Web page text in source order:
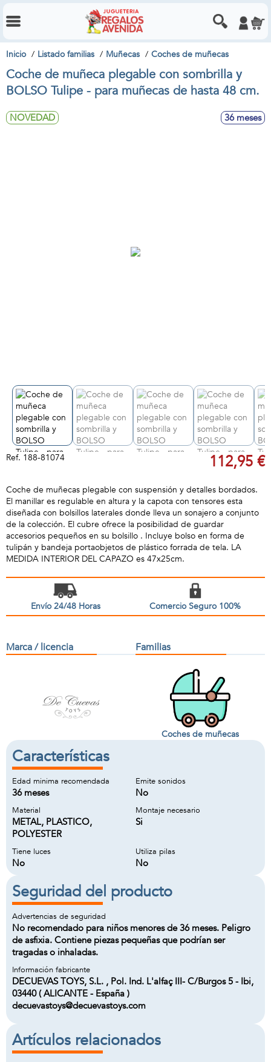
Inicio Listado familias Muñecas Coches de muñecas
Coche de muñeca plegable con sombrilla y
BOLSO Tulipe - para muñecas de hasta 48 cm.
NOVEDAD 36 meses
Ref. 188-81074 112,95 €
Coche de muñecas plegable con suspensión y detalles bordados.
El manillar es regulable en altura y la capota con tensores esta
diseñada con bolsillos laterales donde lleva un sonajero a conjunto
de la colección. El cubre ofrece la posibilidad de guardar
accesorios pequeños en su bolsillo . Incluye bolso en forma de
tulipán y bandeja portaobjetos de plástico forrada de tela. LA
MEDIDA INTERIOR DEL CAPAZO es 47x25cm.
Envío 24/48 Horas Comercio Seguro 100%
Marca / licencia Familias
Coches de muñecas
Características
Edad minima recomendada
36 meses
Emite sonidos
No
Material
METAL, PLASTICO,
POLYESTER
Montaje necesario
Si
Tiene luces
No
Utiliza pilas
No
Seguridad del producto
Advertencias de seguridad
No recomendado para niños menores de 36 meses. Peligro
de asfixia. Contiene piezas pequeñas que podrían ser
tragadas o inhaladas.
Información fabricante
DECUEVAS TOYS, S.L. , Pol. Ind. L'alfaç III- C/Burgos 5 - Ibi,
03440 ( ALICANTE - España )
decuevastoys@decuevastoys.com
Artículos relacionados